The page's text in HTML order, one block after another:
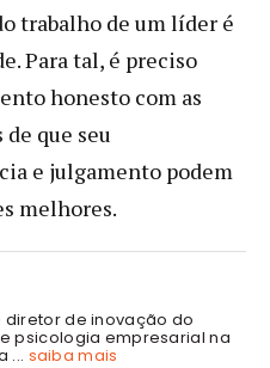
trabalho de um líder é
Para tal, é preciso
honesto com as
que seu
e julgamento podem
melhores.
diretor de inovação do
psicologia empresarial na
... saiba mais